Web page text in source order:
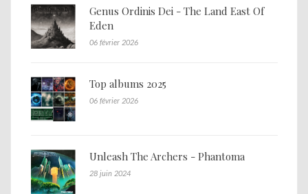
Genus Ordinis Dei - The Land East Of
Eden
06 février 2026
Top albums 2025
06 février 2026
Unleash The Archers - Phantoma
28 juin 2024